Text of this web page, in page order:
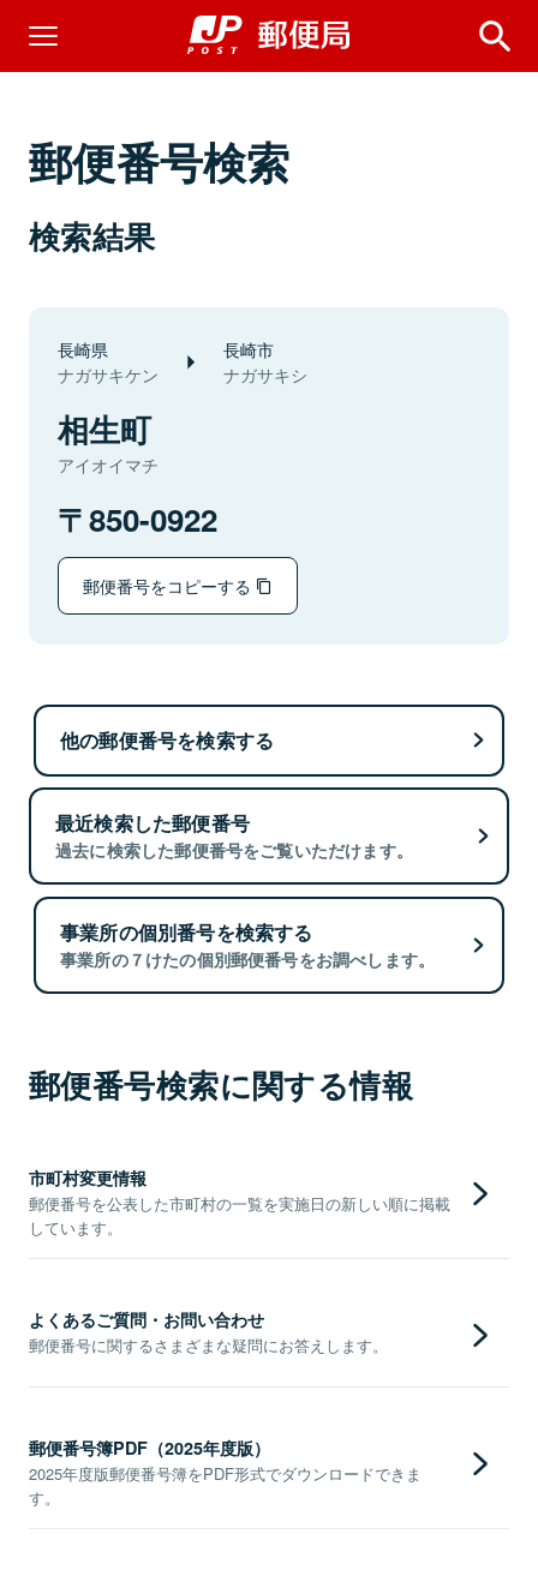
郵便番号検索
検索結果
長崎県
ナガサキケン
長崎市
ナガサキシ
相生町
アイオイマチ
850-0922
郵便番号をコピーする
他の郵便番号を検索する
最近検索した郵便番号
過去に検索した郵便番号をご覧いただけます。
事業所の個別番号を検索する
事業所の７けたの個別郵便番号をお調べします。
郵便番号検索に関する情報
市町村変更情報
郵便番号を公表した市町村の一覧を実施日の新しい順に掲載
しています。
よくあるご質問・お問い合わせ
郵便番号に関するさまざまな疑問にお答えします。
郵便番号簿PDF（2025年度版）
2025年度版郵便番号簿をPDF形式でダウンロードできま
す。